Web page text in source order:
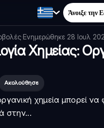
Άνοιξε την
·Ενημερώθηκε 28 Ιουλ
Χημείας:
Ακολούθησε
χημεία μπορεί να
στην...